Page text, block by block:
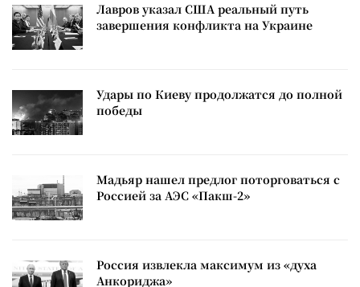
Лавров указал США реальный путь
завершения конфликта на Украине
Удары по Киеву продолжатся до полной
победы
Мадьяр нашел предлог поторговаться с
Россией за АЭС «Пакш-2»
Россия извлекла максимум из «духа
Анкориджа»